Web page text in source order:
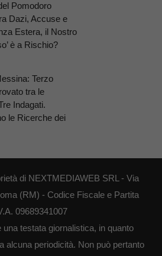
Pomodoro
Dazi, Accuse e
Estera, il Nostro
è a Rischio?
Terzo
tra le
Indagati.
le Ricerche dei
di NEXTMEDIAWEB SRL - Via
(RM) - Codice Fiscale e Partita
09689341007
una testata giornalistica, in quanto
alcuna periodicità. Non può pertanto